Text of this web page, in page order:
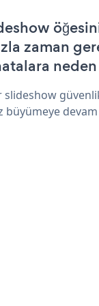
zaman
büyümeye